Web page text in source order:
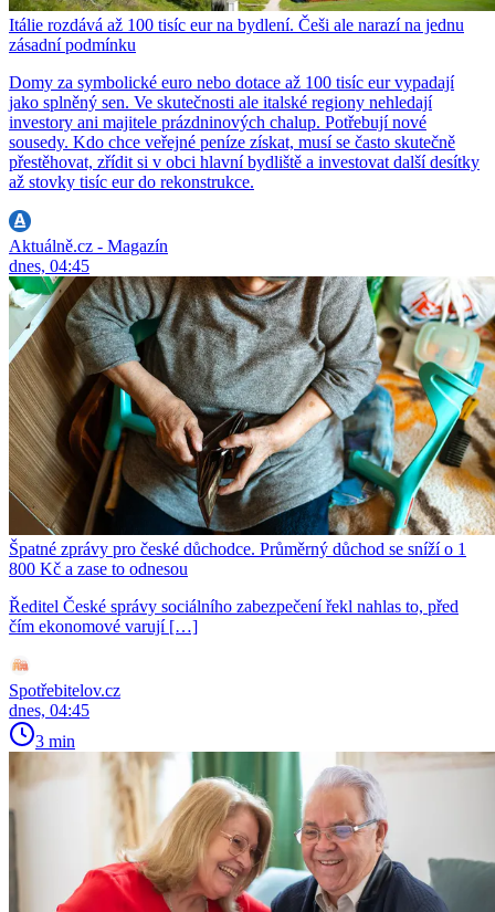
Itálie rozdává až 100 tisíc eur na bydlení. Češi ale narazí na jednu
zásadní podmínku
Domy za symbolické euro nebo dotace až 100 tisíc eur vypadají
jako splněný sen. Ve skutečnosti ale italské regiony nehledají
investory ani majitele prázdninových chalup. Potřebují nové
sousedy. Kdo chce veřejné peníze získat, musí se často skutečně
přestěhovat, zřídit si v obci hlavní bydliště a investovat další desítky
až stovky tisíc eur do rekonstrukce.
Aktuálně.cz - Magazín
dnes, 04:45
Špatné zprávy pro české důchodce. Průměrný důchod se sníží o 1
800 Kč a zase to odnesou
Ředitel České správy sociálního zabezpečení řekl nahlas to, před
čím ekonomové varují […]
Spotřebitelov.cz
dnes, 04:45
3 min